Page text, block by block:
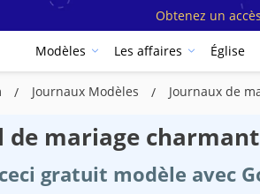
Obtenez un
Modèles Les affaires Église
Journaux Modèles Journaux de
de mariage
gratuit modèle avec